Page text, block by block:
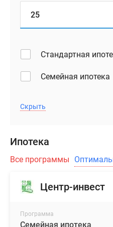
Стандартная
Семейная ипотека
Скрыть
Ипотека
Все программы
Центр-инвест
Программа
Семейная ипотека